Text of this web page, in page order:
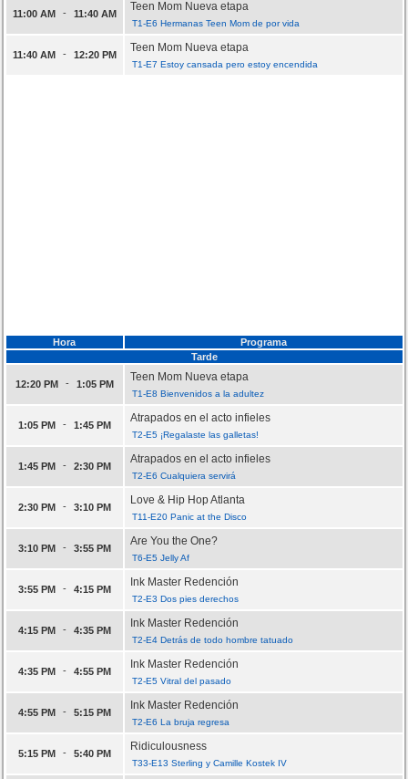
11:00 AM - 11:40 AM
Teen Mom Nueva etapa
T1-E6 Hermanas Teen Mom de por vida
11:40 AM - 12:20 PM
Teen Mom Nueva etapa
T1-E7 Estoy cansada pero estoy encendida
Hora
Programa
Tarde
12:20 PM - 1:05 PM
Teen Mom Nueva etapa
T1-E8 Bienvenidos a la adultez
1:05 PM - 1:45 PM
Atrapados en el acto infieles
T2-E5 ¡Regalaste las galletas!
1:45 PM - 2:30 PM
Atrapados en el acto infieles
T2-E6 Cualquiera servirá
2:30 PM - 3:10 PM
Love & Hip Hop Atlanta
T11-E20 Panic at the Disco
3:10 PM - 3:55 PM
Are You the One?
T6-E5 Jelly Af
3:55 PM - 4:15 PM
Ink Master Redención
T2-E3 Dos pies derechos
4:15 PM - 4:35 PM
Ink Master Redención
T2-E4 Detrás de todo hombre tatuado
4:35 PM - 4:55 PM
Ink Master Redención
T2-E5 Vitral del pasado
4:55 PM - 5:15 PM
Ink Master Redención
T2-E6 La bruja regresa
5:15 PM - 5:40 PM
Ridiculousness
T33-E13 Sterling y Camille Kostek IV